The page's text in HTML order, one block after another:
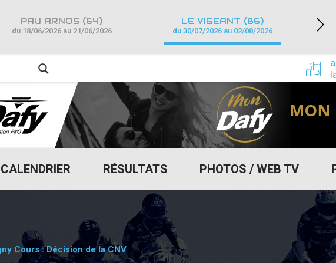
CALENDRIER RÉSULTATS PHOTOS / WEB TV
PAU ARNOS (64)
du 18/06/2026 au 21/06/2026
LE VIGEANT (86)
du 30/07/2026 au 02/08/2026
Cours : Décision de la CNV